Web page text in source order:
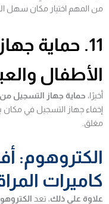
من المهم اختيار مكان سهل
11. حماية
الأطفال
أخيرًا، حماية جهاز التسجيل
إخفاء جهاز التسجيل في مكان
مغلق.
الكتروهوم:
كاميرات
علاوة على ذلك، تعد